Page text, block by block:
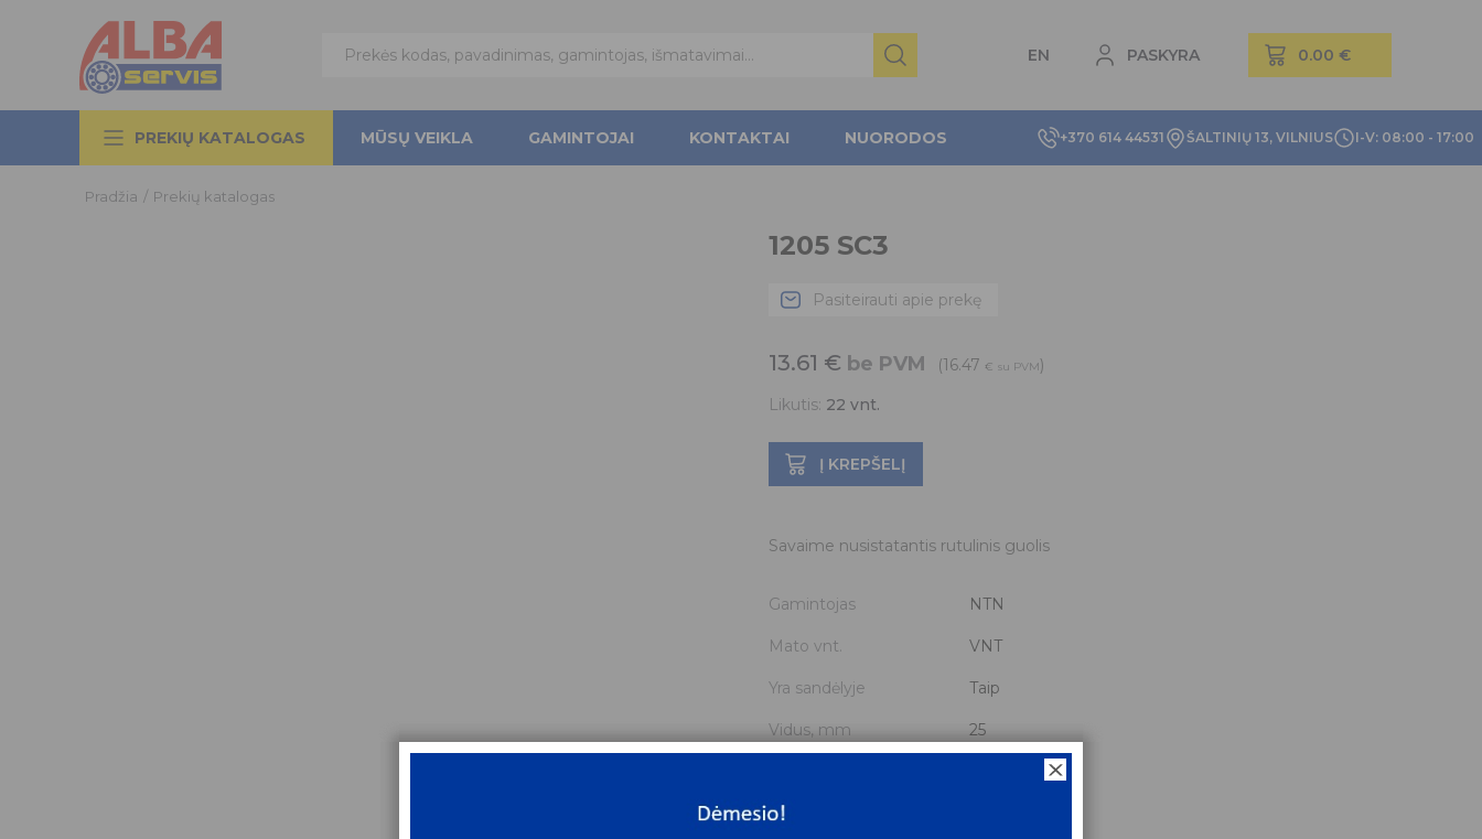
EN PASKYRA
+370 614 44531 ŠALTINIŲ 13, VILNIUS I-V: 08:00 - 17:00
PREKIŲ KATALOGAS MŪSŲ VEIKLA GAMINTOJAI KONTAKTAI NUORODOS
Pradžia / Prekių katalogas
1205 SC3
Pasiteirauti apie prekę
13.61 € be PVM (16.47 € su PVM)
Likutis: 22 vnt.
Į KREPŠELĮ
Savaime nusistatantis rutulinis guolis
Gamintojas NTN
Mato vnt. VNT
Yra sandėlyje Taip
Vidus, mm 25
Storis, mm